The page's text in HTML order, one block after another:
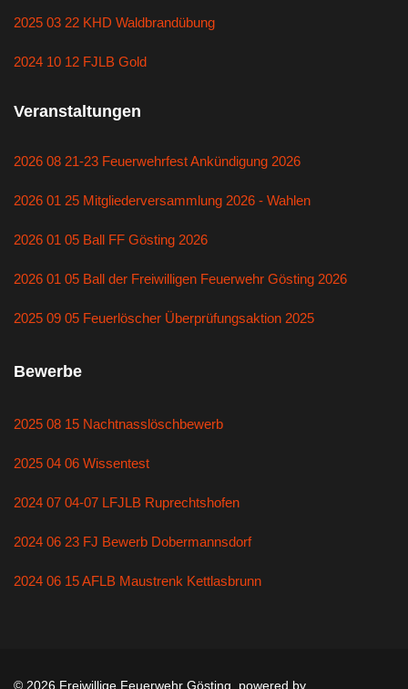
2025 03 22 KHD Waldbrandübung
2024 10 12 FJLB Gold
Veranstaltungen
2026 08 21-23 Feuerwehrfest Ankündigung 2026
2026 01 25 Mitgliederversammlung 2026 - Wahlen
2026 01 05 Ball FF Gösting 2026
2026 01 05 Ball der Freiwilligen Feuerwehr Gösting 2026
2025 09 05 Feuerlöscher Überprüfungsaktion 2025
Bewerbe
2025 08 15 Nachtnasslöschbewerb
2025 04 06 Wissentest
2024 07 04-07 LFJLB Ruprechtshofen
2024 06 23 FJ Bewerb Dobermannsdorf
2024 06 15 AFLB Maustrenk Kettlasbrunn
© 2026 Freiwillige Feuerwehr Gösting. powered by